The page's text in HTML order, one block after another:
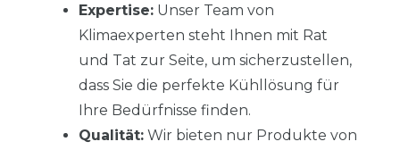
Expertise: Unser Team von
Klimaexperten steht Ihnen mit Rat
und Tat zur Seite, um sicherzustellen,
dass Sie die perfekte Kühllösung für
Ihre Bedürfnisse finden.
Qualität: Wir bieten nur Produkte von